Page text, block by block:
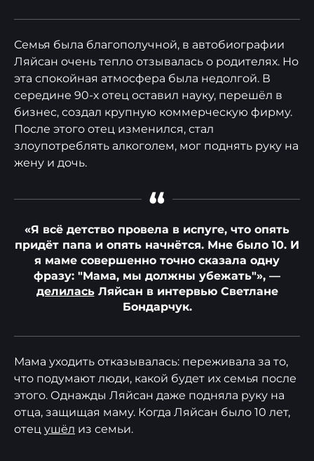
Семья была благополучной, в автобиографии
Ляйсан очень тепло отзывалась о родителях. Но
эта спокойная атмосфера была недолгой. В
середине 90-х отец оставил науку, перешёл в
бизнес, создал крупную коммерческую фирму.
После этого отец изменился, стал
злоупотреблять алкоголем, мог поднять руку на
жену и дочь.
“
«Я всё детство провела в испуге, что опять
придёт папа и опять начнётся. Мне было 10. И
я маме совершенно точно сказала одну
фразу: "Мама, мы должны убежать"», —
делиласьЛяйсан в интервью Светлане
Бондарчук.
Мама уходить отказывалась: переживала за то,
что подумают люди, какой будет их семья после
этого. Однажды Ляйсан даже подняла руку на
отца, защищая маму. Когда Ляйсан было 10 лет,
отец ушёл из семьи.